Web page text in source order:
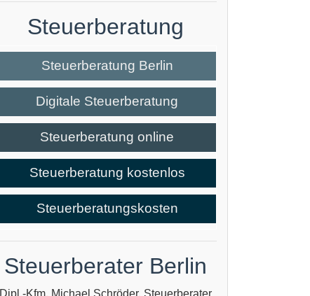
Steuerberatung
Steuerberatung Berlin
Digitale Steuerberatung
Steuerberatung online
Steuerberatung kostenlos
Steuerberatungskosten
Steuerberater Berlin
Dipl.-Kfm. Michael Schröder, Steuerberater